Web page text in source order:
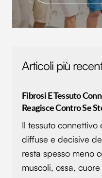
Articoli più
Fibrosi E Tessuto
Reagisce Contro Se
Il tessuto
diffuse e decisive
resta spesso meno
muscoli, ossa,